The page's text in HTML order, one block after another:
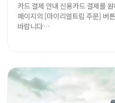
카드 결제 안내 신용카드 결제를
페이지의 [마이리얼트립 주문] 버
바랍니다…